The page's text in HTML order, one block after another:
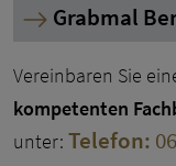
Grabmal
Vereinbaren Sie
kompetenten
unter: Telefon: